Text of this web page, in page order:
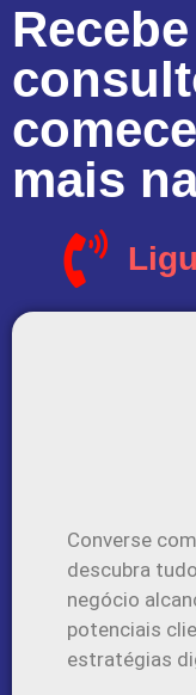
mais
Converse
descubra
negócio
potenciais
estratégias